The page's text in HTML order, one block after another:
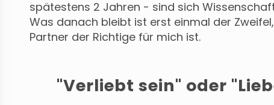
spätestens 2 Jahren - sind sich
Was danach bleibt ist erst einmal der
Partner der Richtige für mich ist.
"Verliebt sein" oder